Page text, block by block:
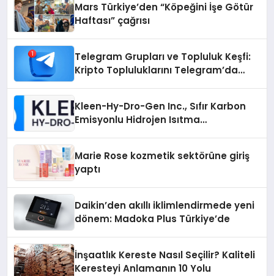
Mars Türkiye’den “Köpeğini İşe Götür
Haftası” çağrısı
Telegram Grupları ve Topluluk Keşfi:
Kripto Topluluklarını Telegram’da
Kleen-Hy-Dro-Gen Inc., Sıfır Karbon
Emisyonlu Hidrojen Isıtma
Marie Rose kozmetik sektörüne giriş
yaptı
Daikin’den akıllı iklimlendirmede yeni
dönem: Madoka Plus Türkiye’de
İnşaatlık Kereste Nasıl Seçilir? Kaliteli
Keresteyi Anlamanın 10 Yolu